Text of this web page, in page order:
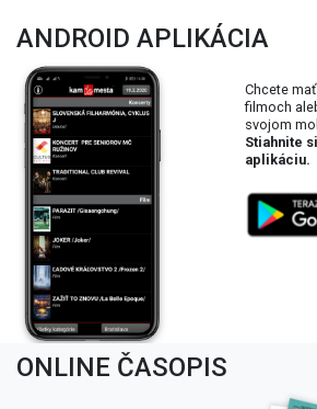
ANDROID APLIKÁCIA
Chcete
filmoch
svojom
Stiahnite
aplikáciu.
ONLINE ČASOPIS